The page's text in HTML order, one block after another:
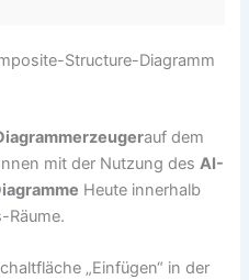
Structure-Diagramm
auf dem
mit der Nutzung desAI-
Heute innerhalb
Räume.
„Einfügen“ in der